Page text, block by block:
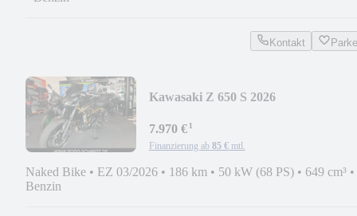
Kontakt
Kawasaki Z 650 S 2026
7.970 €¹
Finanzierung ab 85 € mtl.
Naked Bike • EZ 03/2026 • 186 km • 50 kW (68 PS) • 649 cm³ •
Benzin